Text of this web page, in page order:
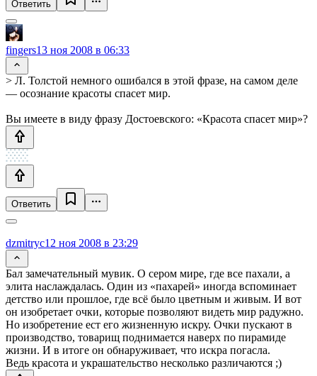
Ответить
fingers13 ноя 2008 в 06:33
> Л. Толстой немного ошибался в этой фразе, на самом деле
— осознание красоты спасет мир.
Вы имеете в виду фразу Достоевского: «Красота спасет мир»?
Ответить
dzmitryc12 ноя 2008 в 23:29
Бал замечательный мувик. О сером мире, где все пахали, а
элита наслаждалась. Один из «пахарей» иногда вспоминает
детство или прошлое, где всё было цветным и живым. И вот
он изобретает очки, которые позволяют видеть мир радужно.
Но изобретение ест его жизненную искру. Очки пускают в
производство, товарищ поднимается наверх по пирамиде
жизни. И в итоге он обнаруживает, что искра погасла.
Ведь красота и украшательство несколько различаются ;)